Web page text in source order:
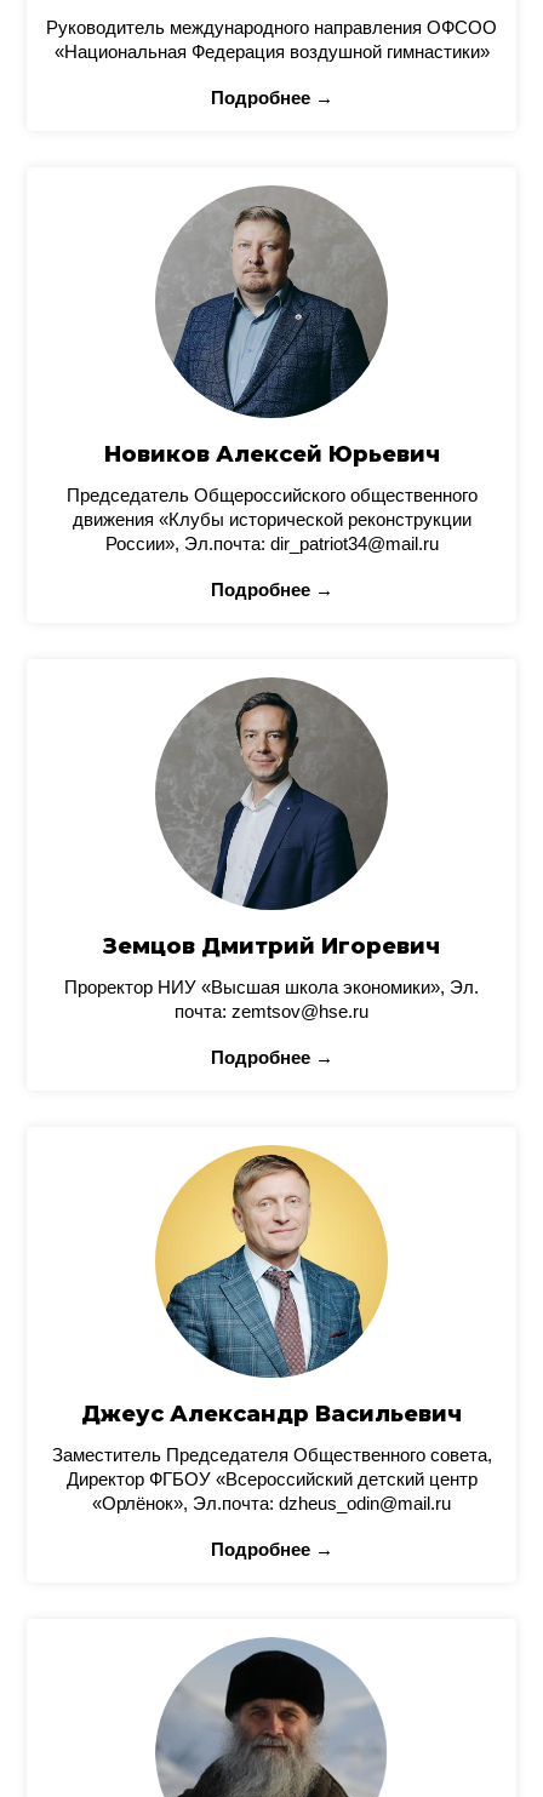
Руководитель международного направления ОФСОО
«Национальная Федерация воздушной гимнастики»
Подробнее →
Новиков Алексей Юрьевич
Председатель Общероссийского общественного
движения «Клубы исторической реконструкции
России», Эл.почта: dir_patriot34@mail.ru
Подробнее →
Земцов Дмитрий Игоревич
Проректор НИУ «Высшая школа экономики», Эл.
почта: zemtsov@hse.ru
Подробнее →
Джеус Александр Васильевич
Заместитель Председателя Общественного совета,
Директор ФГБОУ «Всероссийский детский центр
«Орлёнок», Эл.почта: dzheus_odin@mail.ru
Подробнее →